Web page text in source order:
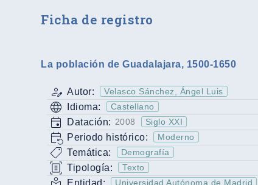
Ficha de registro
La población de Guadalajara, 1500-1650
Autor: Velasco Sánchez, Ángel Luis
Idioma: Castellano
Datación: 2008 Siglo XXI
Periodo histórico: Moderno
Temática: Demografía
Tipología: Texto
Entidad: Universidad Autónoma de Madrid